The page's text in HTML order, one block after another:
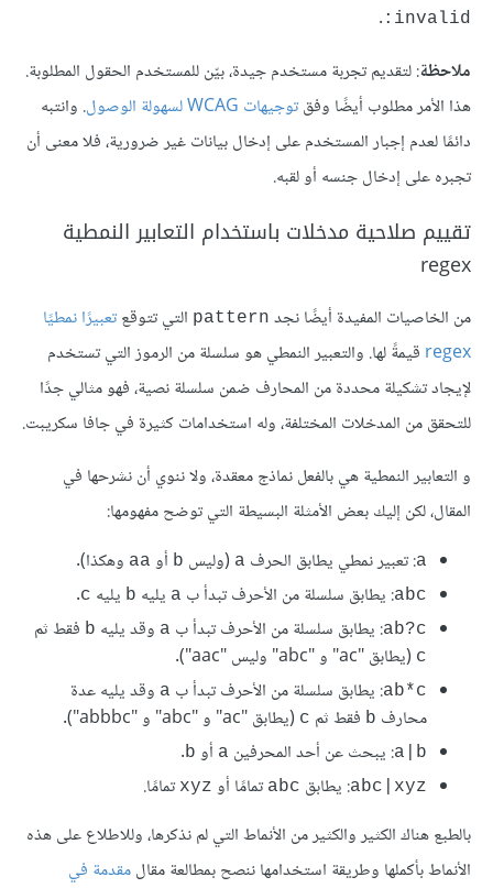
invalid:
.
ملاحظة: لتقديم تجربة مستخدم جيدة، بيّن للمستخدم الحقول المطلوبة.
هذا اﻷمر مطلوب أيضًا وفقتوجيهات WCAG لسهولة الوصول
. وانتبه
دائمًا لعدم إجبار المستخدم على إدخال بيانات غير ضرورية، فلا معنى أن
تجبره على إدخال جنسه أو لقبه.
تقييم صلاحية مدخلات باستخدام التعابير النمطية
regex
من الخاصيات المفيدة أيضًا نجد pattern التي تتوقعتعبيرًا نمطيًا
regex قيمةً لها. والتعبير النمطي هو سلسلة من الرموز التي تستخدم
ﻹيجاد تشكيلة محددة من المحارف ضمن سلسلة نصية، فهو مثالي جدًا
للتحقق من المدخلات المختلفة، وله استخدامات كثيرة في جافا سكريبت.
و التعابير النمطية هي بالفعل نماذج معقدة، ولا ننوي أن نشرحها في
المقال، لكن إليك بعض اﻷمثلة البسيطة التي توضح مفهومها:
a: تعبير نمطي يطابق الحرف a (وليس b أو aa وهكذا).
abc: يطابق سلسلة من اﻷحرف تبدأ ب a يليه b يليه c
.
ab?c: يطابق سلسلة من اﻷحرف تبدأ ب a وقد يليه b فقط ثم
c (يطابق "ac" و "abc" وليس "aac").
ab*c: يطابق سلسلة من اﻷحرف تبدأ ب a وقد يليه عدة
محارف b فقط ثم c (يطابق "ac" و "abc" و "abbbc").
a|b: يبحث عن أحد المحرفين a أو b
.
abc|xyz: يطابق abc تمامًا أو xyz تمامًا.
بالطبع هناك الكثير والكثير من اﻷنماط التي لم نذكرها، وللاطلاع على هذه
اﻷنماط بأكملها وطريقة استخدامها ننصح بمطالعة مقالمقدمة في